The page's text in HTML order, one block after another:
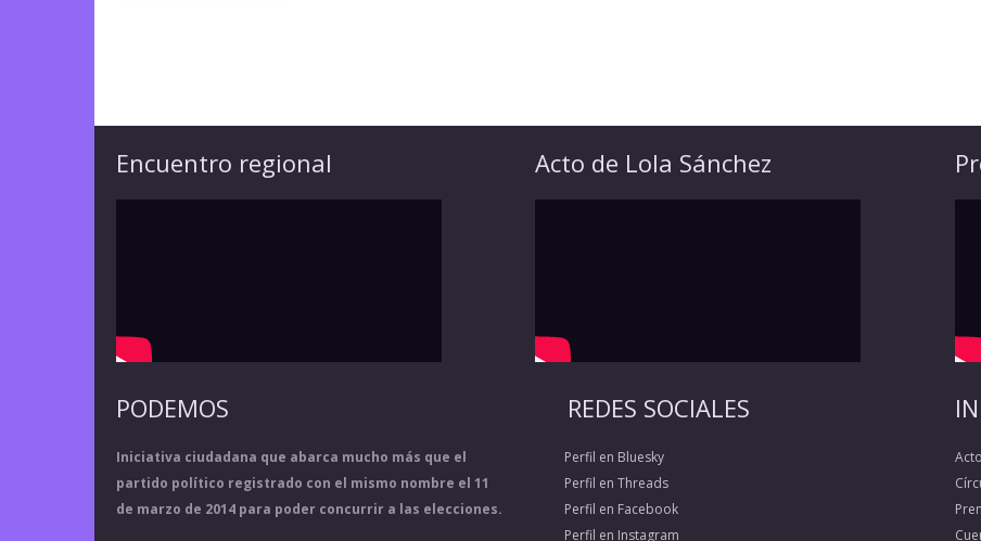
Encuentro regional
PODEMOS
Iniciativa ciudadana que abarca mucho más que el
partido político registrado con el mismo nombre el 11
de marzo de 2014 para poder concurrir a las elecciones.
Acto de Lola Sánchez
REDES SOCIALES
Perfil en Bluesky
Perfil en Threads
Perfil en Facebook
Perfil en Instagram